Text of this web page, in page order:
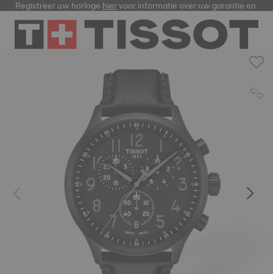
Registreer uw horlogehiervoor informatie over uw garantie en